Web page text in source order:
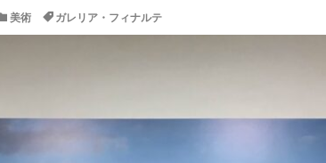
美術 ガレリア・フィナルテ